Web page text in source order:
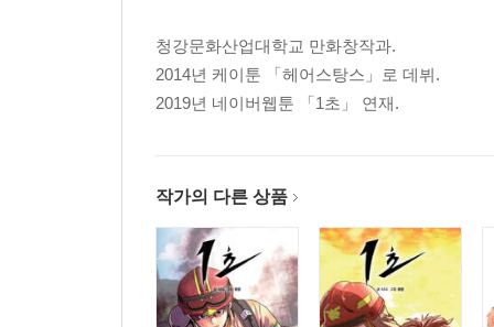
청강문화산업대학교 만화창작과.
2014년 케이툰 「헤어스탕스」로 데뷔.
2019년 네이버웹툰 「1초」 연재.
작가의 다른 상품